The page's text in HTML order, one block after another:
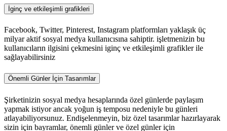
İginç ve etkileşimli grafikleri
Facebook, Twitter, Pinterest, Instagram platformları yaklaşık üç
milyar aktif sosyal medya kullanıcısına sahiptir. işletmenizin bu
kullanıcıların ilgisini çekmesini iginç ve etkileşimli grafikler ile
sağlayabilirsiniz
Önemli Günler İçin Tasarımlar
Şirketinizin sosyal medya hesaplarında özel günlerde paylaşım
yapmak istiyor ancak yoğun iş temposu nedeniyle bu günleri
atlayabiliyorsunuz. Endişelenmeyin, biz özel tasarımlar hazırlayarak
sizin için bayramlar, önemli günler ve özel günler için